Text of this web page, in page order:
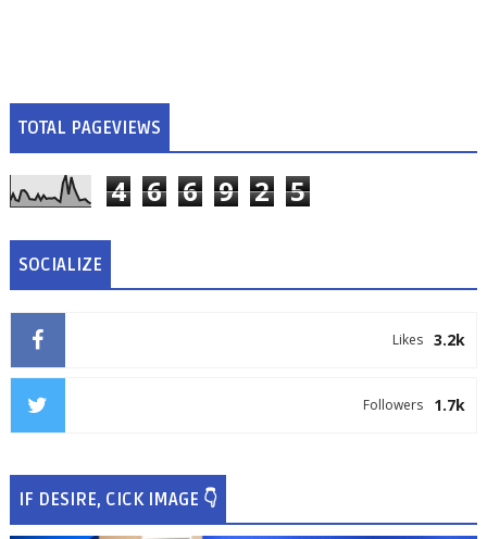
TOTAL PAGEVIEWS
4 6 6 9 2 5
SOCIALIZE
3.2k
Likes
1.7k
Followers
IF DESIRE, CICK IMAGE 👇